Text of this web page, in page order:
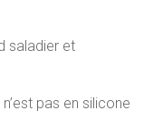
saladier et
pas en silicone